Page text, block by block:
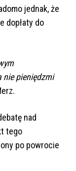
jednak, że
dopłaty do
nie pieniędzmi
nad
tego
po powrocie